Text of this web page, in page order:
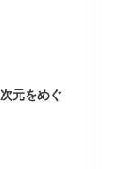
元をめぐ